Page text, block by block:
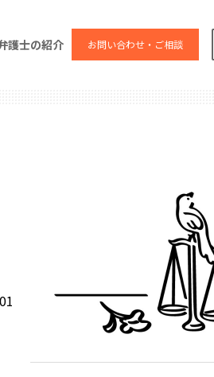
護士の紹介 お問い合わせ・ご相談